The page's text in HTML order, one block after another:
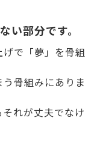
い部分です。
で「夢」を骨組
骨組みにありま
れが丈夫でなけ